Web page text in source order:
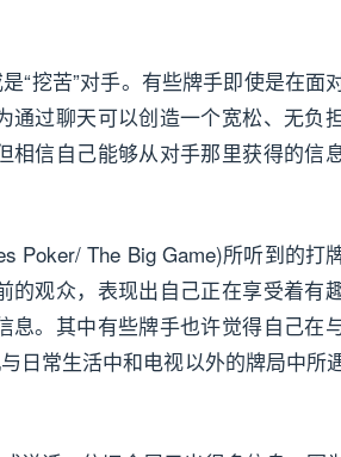
“挖苦”对手。有些牌手即使是在面
过聊天可以创造一个宽松、无负
信自己能够从对手那里获得的信
Poker/ The Big Game)所听到的打
观众，表现出自己正在享受着有
。其中有些牌手也许觉得自己在
日常生活中和电视以外的牌局中所